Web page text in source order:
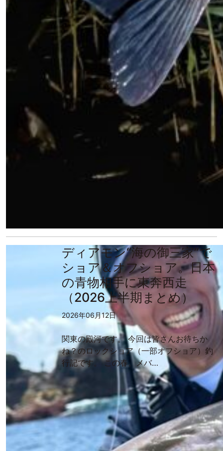
ディアモン“海の御三家”で
ショア＆オフショア。日本
の青物相手に東奔西走
（2026上半期まとめ）
2026年06月12日
関東の殿河です。 今回は皆さんお待ちか
ね？のロックショア（一部オフショア）釣
行記です。 この春、メバ…